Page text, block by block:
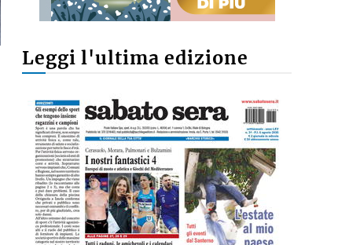
Leggi l'ultima edizione